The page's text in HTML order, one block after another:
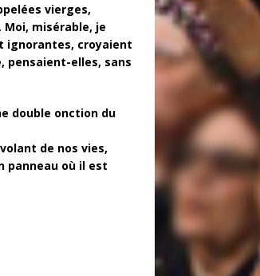
vierges,
misérable, je
ignorantes, croyaient
pensaient-elles, sans
double onction du
de nos vies,
panneau où il est